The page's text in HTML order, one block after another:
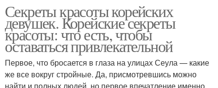
Секреты красоты корейских
девушек. Корейские секреты
красоты: что есть, чтобы
оставаться привлекательной
Первое, что бросается в глаза на улицах Сеула — какие
же все вокруг стройные. Да, присмотревшись можно